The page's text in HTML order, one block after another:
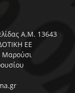
Α.Μ. 13643
ΕΕ
Μαρούσι